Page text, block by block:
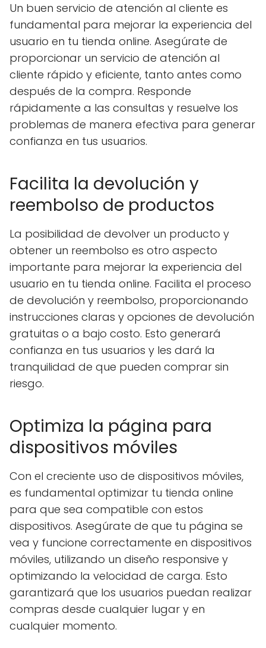
Un buen servicio de atención al cliente es
fundamental para mejorar la experiencia del
usuario en tu tienda online. Asegúrate de
proporcionar un servicio de atención al
cliente rápido y eficiente, tanto antes como
después de la compra. Responde
rápidamente a las consultas y resuelve los
problemas de manera efectiva para generar
confianza en tus usuarios.
Facilita la devolución y
reembolso de productos
La posibilidad de devolver un producto y
obtener un reembolso es otro aspecto
importante para mejorar la experiencia del
usuario en tu tienda online. Facilita el proceso
de devolución y reembolso, proporcionando
instrucciones claras y opciones de devolución
gratuitas o a bajo costo. Esto generará
confianza en tus usuarios y les dará la
tranquilidad de que pueden comprar sin
riesgo.
Optimiza la página para
dispositivos móviles
Con el creciente uso de dispositivos móviles,
es fundamental optimizar tu tienda online
para que sea compatible con estos
dispositivos. Asegúrate de que tu página se
vea y funcione correctamente en dispositivos
móviles, utilizando un diseño responsive y
optimizando la velocidad de carga. Esto
garantizará que los usuarios puedan realizar
compras desde cualquier lugar y en
cualquier momento.